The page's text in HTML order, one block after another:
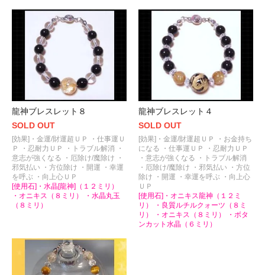
龍神ブレスレット８
SOLD OUT
[効果]・金運/財運超ＵＰ ・仕事運Ｕ
Ｐ ・忍耐力ＵＰ ・トラブル解消 ・
意志が強くなる ・厄除け/魔除け ・
邪気払い ・方位除け ・開運 ・幸運
を呼ぶ ・向上心ＵＰ
[使用石]・水晶[龍神]（１２ミリ）
・オニキス（８ミリ） ・水晶丸玉
（８ミリ）
龍神ブレスレット４
SOLD OUT
[効果]・金運/財運超ＵＰ ・お金持ち
になる ・仕事運ＵＰ ・忍耐力ＵＰ
・意志が強くなる ・トラブル解消
・厄除け/魔除け ・邪気払い ・方位
除け ・開運 ・幸運を呼ぶ ・向上心
ＵＰ
[使用石]・オニキス龍神（１２ミ
リ） ・良質ルチルクォーツ（８ミ
リ） ・オニキス（８ミリ） ・ボタ
ンカット水晶（６ミリ）